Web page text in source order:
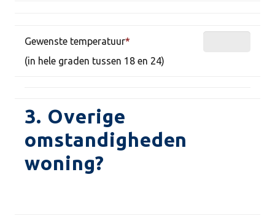
Gewenste temperatuur*
(in hele graden tussen 18 en 24)
3. Overige
omstandigheden
woning?